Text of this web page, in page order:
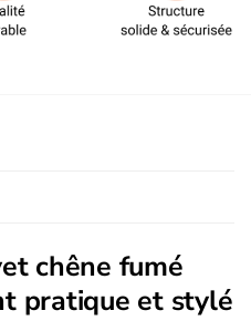
chêne fumé
pratique et stylé